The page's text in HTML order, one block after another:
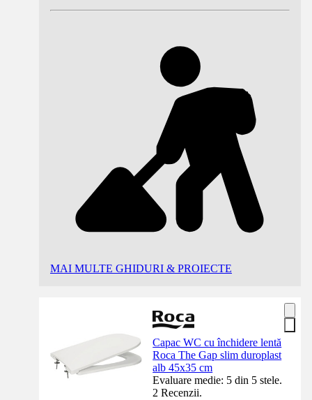
MAI MULTE GHIDURI & PROIECTE
Capac WC cu închidere lentă
Roca The Gap slim duroplast
alb 45x35 cm
Evaluare medie: 5 din 5 stele.
2 Recenzii.